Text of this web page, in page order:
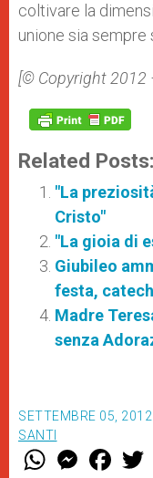
coltivare la
unione sia sempre
[© Copyright 2012
Related Posts:
"La
Cristo"
"La gioia di
Giubileo
festa,
Madre
senza
SETTEMBRE 05,
SANTI
W M
e
F
a